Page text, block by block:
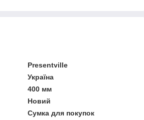
Presentville
Україна
400 мм
Новий
Сумка для покупок